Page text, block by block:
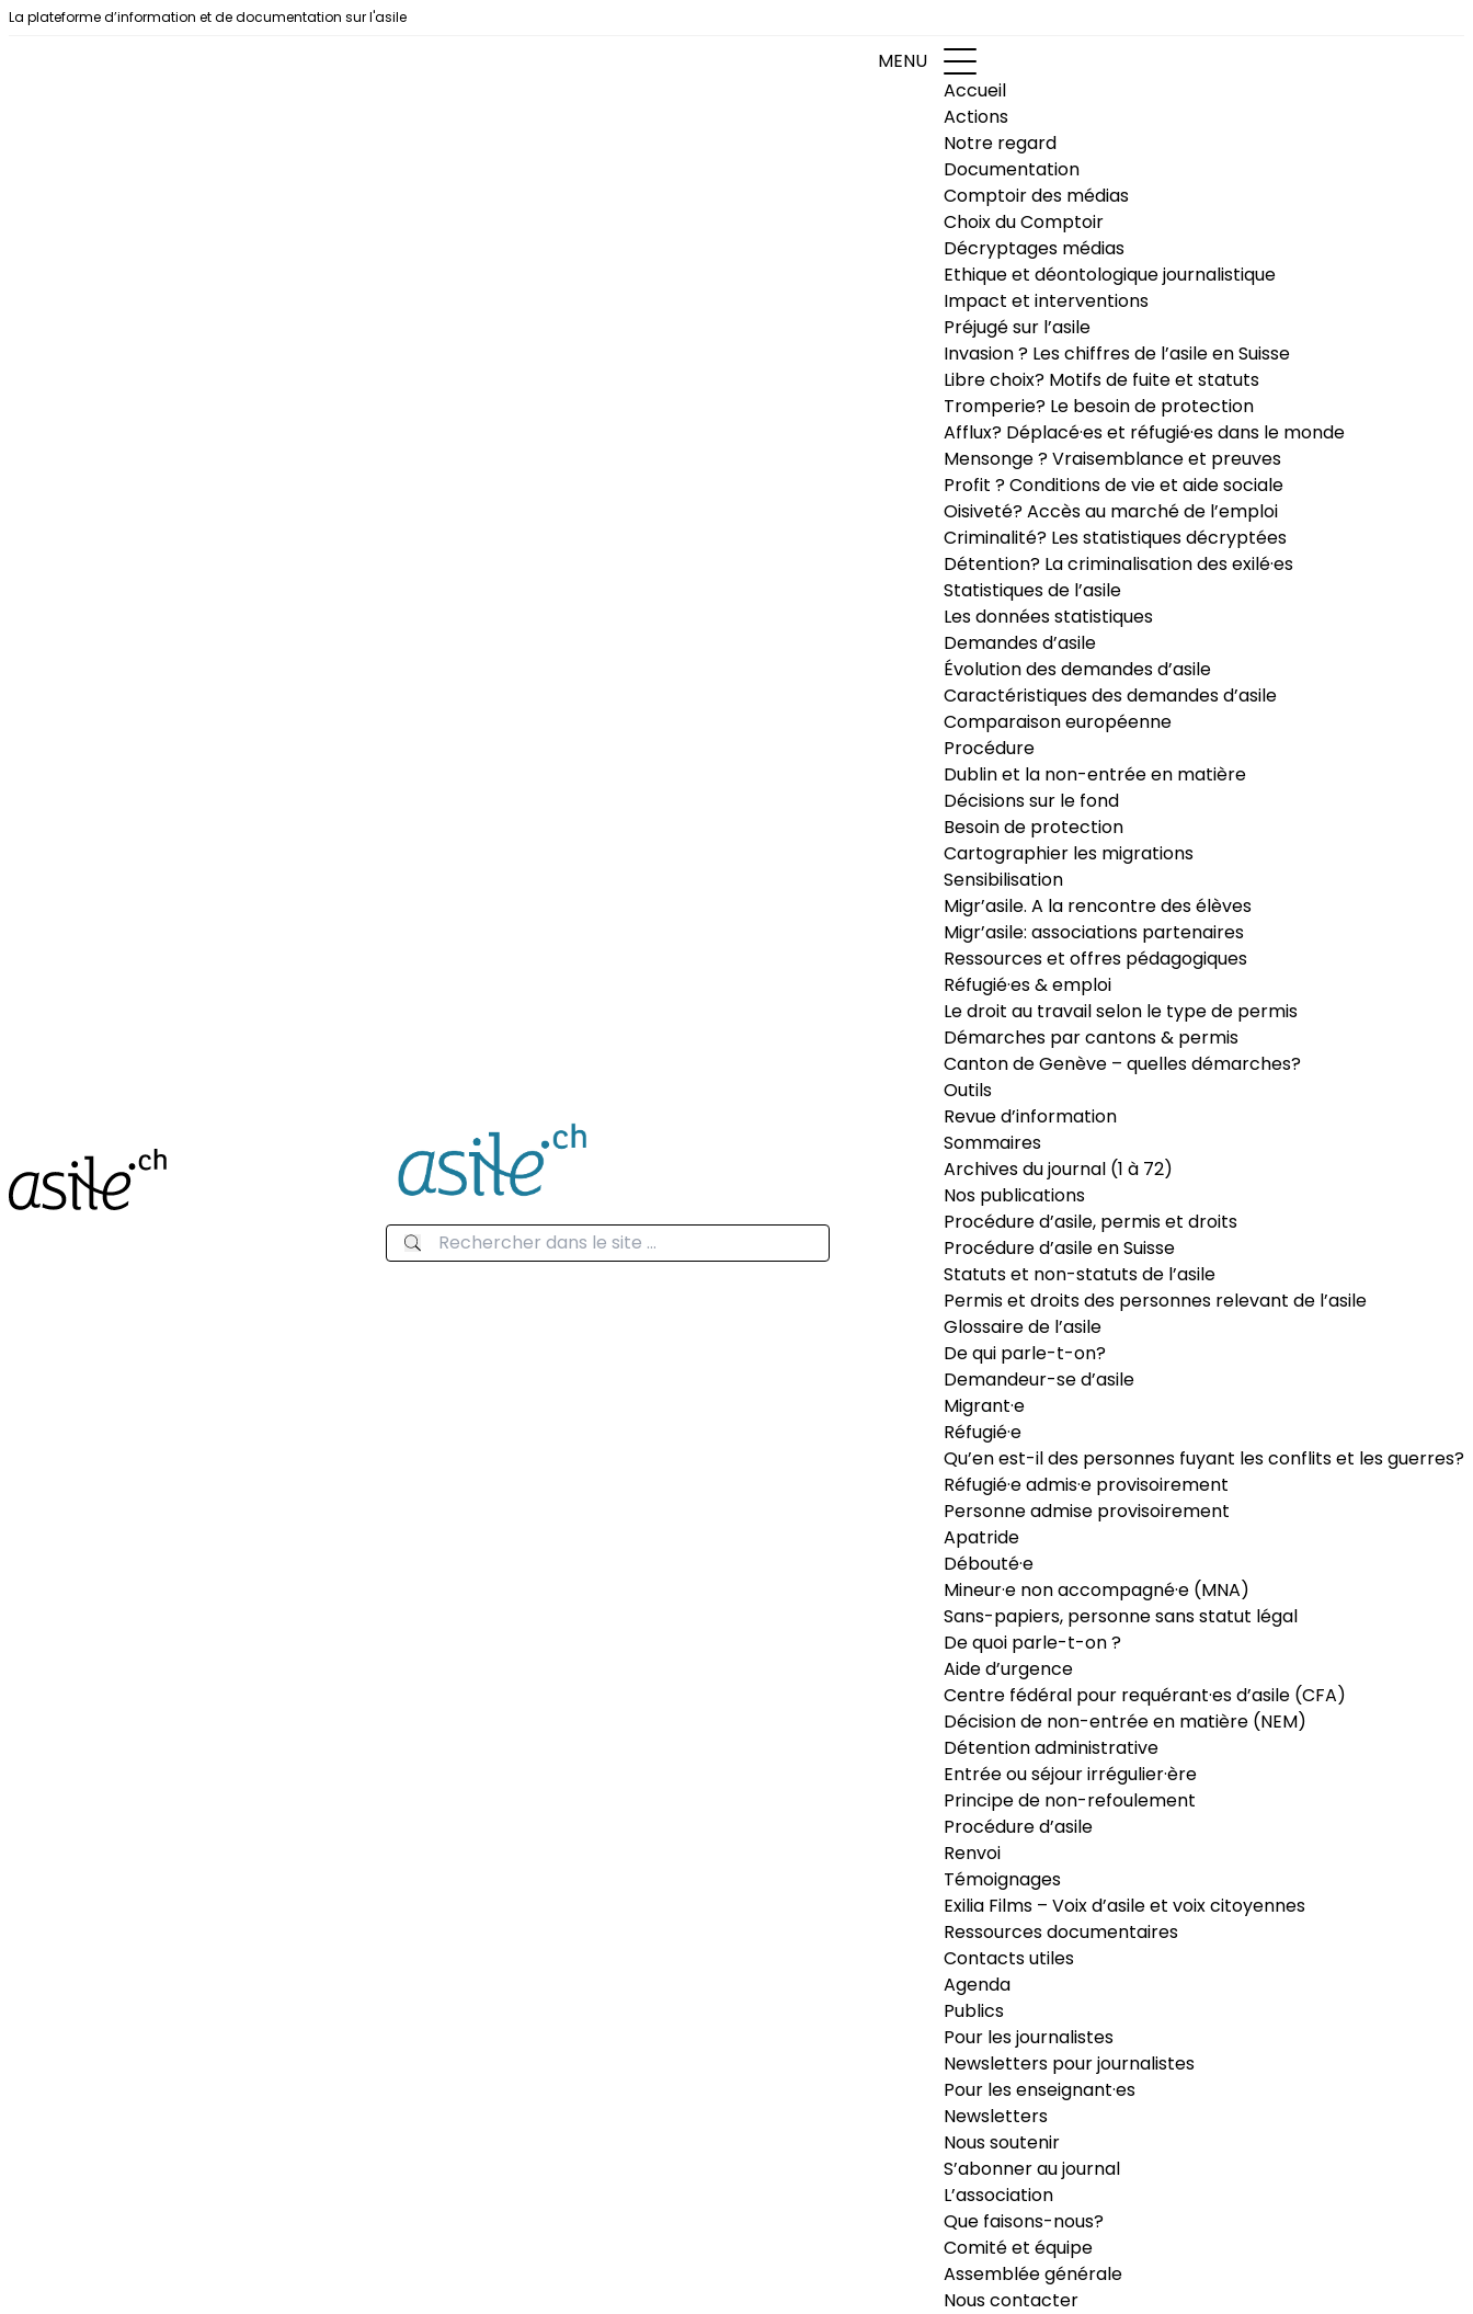
Aller au contenu
La plateforme d’information et de documentation sur l'asile
MENU
Accueil
Actions
Notre regard
Documentation
Comptoir des médias
Choix du Comptoir
Décryptages médias
Ethique et déontologique journalistique
Impact et interventions
Préjugé sur l’asile
Invasion ? Les chiffres de l’asile en Suisse
Libre choix? Motifs de fuite et statuts
Tromperie? Le besoin de protection
Afflux? Déplacé·es et réfugié·es dans le monde
Mensonge ? Vraisemblance et preuves
Profit ? Conditions de vie et aide sociale
Oisiveté? Accès au marché de l’emploi
Criminalité? Les statistiques décryptées
Détention? La criminalisation des exilé·es
Statistiques de l’asile
Les données statistiques
Demandes d’asile
Évolution des demandes d’asile
Caractéristiques des demandes d’asile
Comparaison européenne
Procédure
Dublin et la non-entrée en matière
Décisions sur le fond
Besoin de protection
Cartographier les migrations
Sensibilisation
Migr’asile. A la rencontre des élèves
Migr’asile: associations partenaires
Ressources et offres pédagogiques
Réfugié·es & emploi
Le droit au travail selon le type de permis
Démarches par cantons & permis
Canton de Genève – quelles démarches?
Outils
Revue d’information
Sommaires
Archives du journal (1 à 72)
Nos publications
Procédure d’asile, permis et droits
Procédure d’asile en Suisse
Statuts et non-statuts de l’asile
Permis et droits des personnes relevant de l’asile
Glossaire de l’asile
De qui parle-t-on?
Demandeur-se d’asile
Migrant·e
Réfugié·e
Qu’en est-il des personnes fuyant les conflits et les guerres?
Réfugié·e admis·e provisoirement
Personne admise provisoirement
Apatride
Débouté·e
Mineur·e non accompagné·e (MNA)
Sans-papiers, personne sans statut légal
De quoi parle-t-on ?
Aide d’urgence
Centre fédéral pour requérant·es d’asile (CFA)
Décision de non-entrée en matière (NEM)
Détention administrative
Entrée ou séjour irrégulier·ère
Principe de non-refoulement
Procédure d’asile
Renvoi
Témoignages
Exilia Films – Voix d’asile et voix citoyennes
Ressources documentaires
Contacts utiles
Agenda
Publics
Pour les journalistes
Newsletters pour journalistes
Pour les enseignant·es
Newsletters
Nous soutenir
S’abonner au journal
L’association
Que faisons-nous?
Comité et équipe
Assemblée générale
Nous contacter